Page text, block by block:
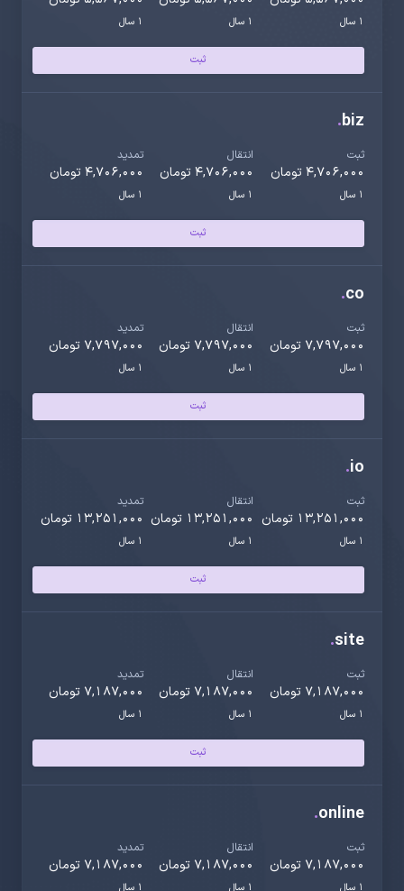
1 سال 1 سال 1 سال
ثبت
.biz
ثبت
4,706,000 تومان
1 سال
انتقال
4,706,000 تومان
1 سال
تمدید
4,706,000 تومان
1 سال
ثبت
.co
ثبت
7,797,000 تومان
1 سال
انتقال
7,797,000 تومان
1 سال
تمدید
7,797,000 تومان
1 سال
ثبت
.io
ثبت
13,251,000 تومان
1 سال
انتقال
13,251,000 تومان
1 سال
تمدید
13,251,000 تومان
1 سال
ثبت
.site
ثبت
7,187,000 تومان
1 سال
انتقال
7,187,000 تومان
1 سال
تمدید
7,187,000 تومان
1 سال
ثبت
.online
ثبت
7,187,000 تومان
1 سال
انتقال
7,187,000 تومان
1 سال
تمدید
7,187,000 تومان
1 سال